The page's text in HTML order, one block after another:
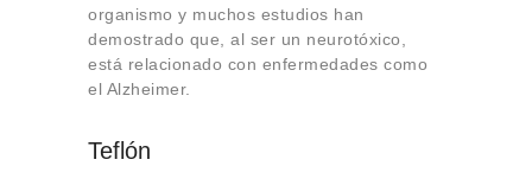
organismo y muchos estudios han
demostrado que, al ser un neurotóxico,
está relacionado con enfermedades como
el Alzheimer.
Teflón